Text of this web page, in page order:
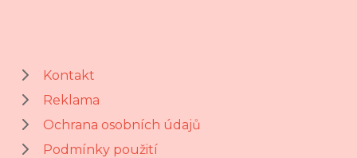
Kontakt
Reklama
Ochrana osobních údajů
Podmínky použití